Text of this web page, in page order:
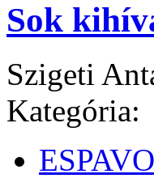
Sok
Szigeti
Kategória: